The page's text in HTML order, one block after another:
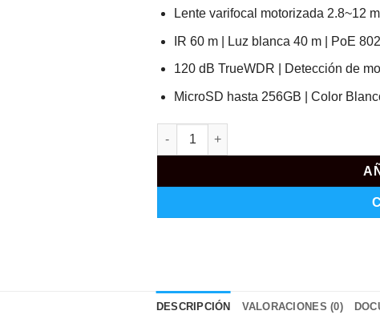
Lente varifocal motorizada 2.8~12
IR 60 m | Luz blanca 40 m | PoE
120 dB TrueWDR | Detección de
MicroSD hasta 256GB | Color
AJ-TURRETCAM-5-HLVF-W cantidad
DESCRIPCIÓN VALORACIONES (0)